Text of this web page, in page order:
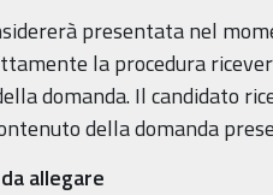
presentata nel
la procedura
domanda. Il candidato
della domanda
allegare